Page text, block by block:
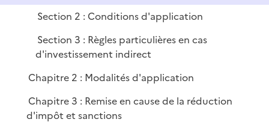
r
Section 2 : Conditions d'application
Section 3 : Règles particulières en cas
d'investissement indirect
Chapitre 2 : Modalités d'application
Chapitre 3 : Remise en cause de la réduction
d'impôt et sanctions